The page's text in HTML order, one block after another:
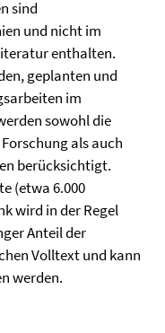
sind
und nicht im
enthalten.
geplanten und
im
sowohl die
als auch
berücksichtigt.
(etwa 6.000
wird in der Regel
Anteil der
Volltext und kann
werden.